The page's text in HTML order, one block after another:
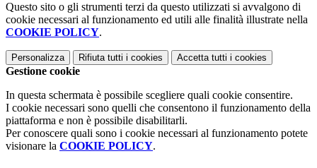
Questo sito o gli strumenti terzi da questo utilizzati si avvalgono di
cookie necessari al funzionamento ed utili alle finalità illustrate nella
COOKIE POLICY.
Personalizza Rifiuta tutti i cookies Accetta tutti i cookies
Gestione cookie
In questa schermata è possibile scegliere quali cookie consentire.
I cookie necessari sono quelli che consentono il funzionamento della
piattaforma e non è possibile disabilitarli.
Per conoscere quali sono i cookie necessari al funzionamento potete
visionare la COOKIE POLICY.